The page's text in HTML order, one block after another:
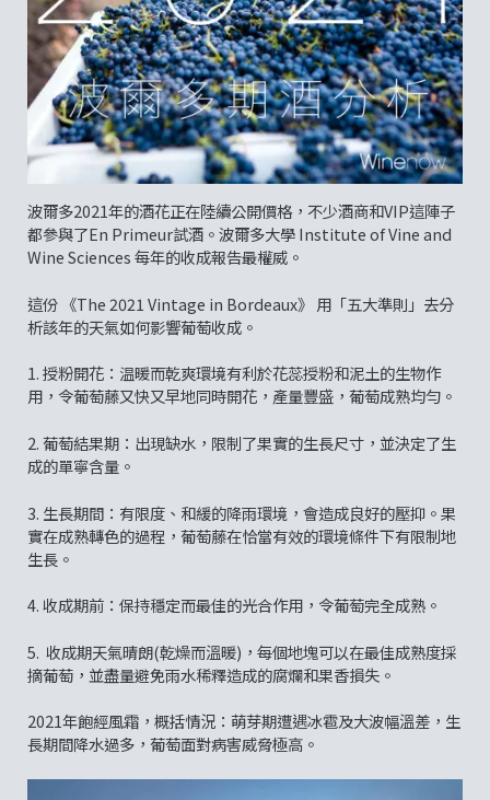
波爾多2021年的酒花正在陸續公開價格，不少酒商和VIP這陣子
都參與了En Primeur試酒。波爾多大學 Institute of Vine and
Wine Sciences 每年的收成報告最權威。
這份 《The 2021 Vintage in Bordeaux》 用「五大準則」去分
析該年的天氣如何影響葡萄收成。
1. 授粉開花：温暖而乾爽環境有利於花蕊授粉和泥土的生物作
用，令葡萄藤又快又早地同時開花，產量豐盛，葡萄成熟均勻。
2. 葡萄結果期：出現缺水，限制了果實的生長尺寸，並決定了生
成的單寧含量。
3. 生長期間：有限度、和緩的降雨環境，會造成良好的壓抑。果
實在成熟轉色的過程，葡萄藤在恰當有效的環境條件下有限制地
生長。
4. 收成期前：保持穩定而最佳的光合作用，令葡萄完全成熟。
5. 收成期天氣晴朗(乾燥而溫暖)，每個地塊可以在最佳成熟度採
摘葡萄，並盡量避免雨水稀釋造成的腐爛和果香損失。
2021年飽經風霜，概括情況：萌芽期遭遇冰雹及大波幅溫差，生
長期間降水過多，葡萄面對病害威脅極高。